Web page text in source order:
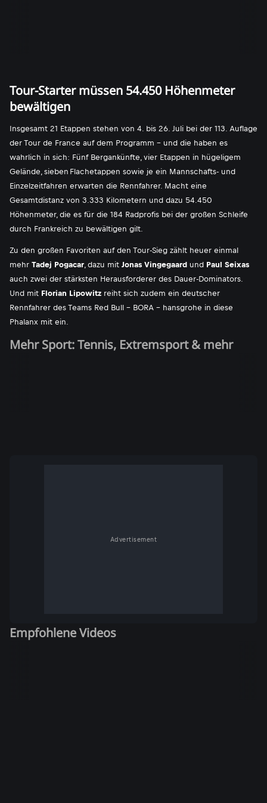
Tour-Starter müssen 54.450 Höhenmeter
bewältigen
Insgesamt 21 Etappen stehen von 4. bis 26. Juli bei der 113. Auflage
der Tour de France auf dem Programm - und die haben es
wahrlich in sich: Fünf Bergankünfte, vier Etappen in hügeligem
Gelände, sieben Flachetappen sowie je ein Mannschafts- und
Einzelzeitfahren erwarten die Rennfahrer. Macht eine
Gesamtdistanz von 3.333 Kilometern und dazu 54.450
Höhenmeter, die es für die 184 Radprofis bei der großen Schleife
durch Frankreich zu bewältigen gilt.
Zu den großen Favoriten auf den Tour-Sieg zählt heuer einmal
mehr Tadej Pogacar, dazu mit Jonas Vingegaard und Paul Seixas
auch zwei der stärksten Herausforderer des Dauer-Dominators.
Und mit Florian Lipowitz reiht sich zudem ein deutscher
Rennfahrer des Teams Red Bull - BORA - hansgrohe in diese
Phalanx mit ein.
Mehr Sport: Tennis, Extremsport & mehr
Advertisement
Empfohlene Videos